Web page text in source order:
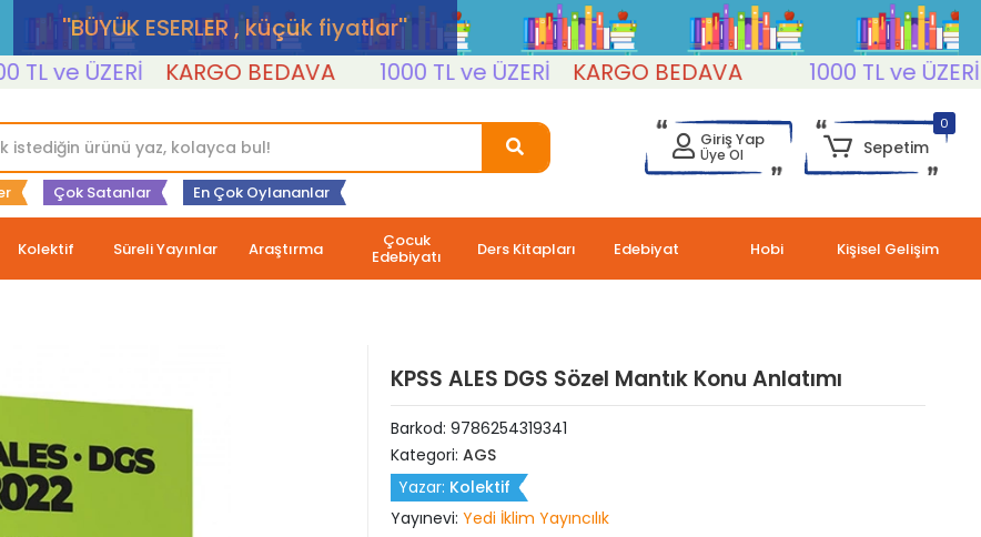
''BÜYÜK ESERLER , küçük fiyatlar''
ve ÜZERİ KARGO BEDAVA 1000 TL ve ÜZERİ KARGO BEDAVA 1000 TL ve ÜZERİ
Çok Satanlar En Çok Oylananlar
Giriş Yap
Üye Ol
0
Sepetim
Kolektif Süreli Yayınlar Araştırma Çocuk
Edebiyatı Ders Kitapları Edebiyat Hobi Kişisel Gelişim
KPSS ALES DGS Sözel Mantık Konu Anlatımı
Barkod: 9786254319341
Kategori: AGS
Yazar: Kolektif
Yayınevi: Yedi İklim Yayıncılık